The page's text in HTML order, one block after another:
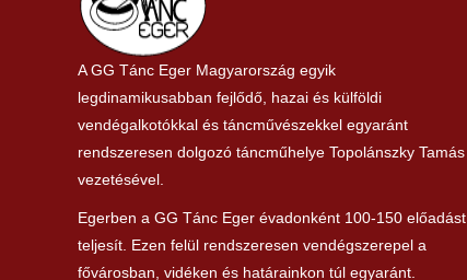
A GG Tánc Eger Magyarország egyik
legdinamikusabban fejlődő, hazai és külföldi
vendégalkotókkal és táncművészekkel egyaránt
rendszeresen dolgozó táncműhelye Topolánszky Tamás
vezetésével.
Egerben a GG Tánc Eger évadonként 100-150 előadást
teljesít. Ezen felül rendszeresen vendégszerepel a
fővárosban, vidéken és határainkon túl egyaránt.